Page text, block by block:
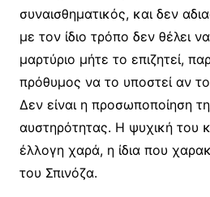
συναισθηματικός, και δεν
με τον ίδιο τρόπο δεν θέλει
μαρτύριο μήτε το επιζητεί,
πρόθυμος να το υποστεί αν
Δεν είναι η προσωποποίηση
αυστηρότητας. Η ψυχική του
έλλογη χαρά, η ίδια που
του Σπινόζα.